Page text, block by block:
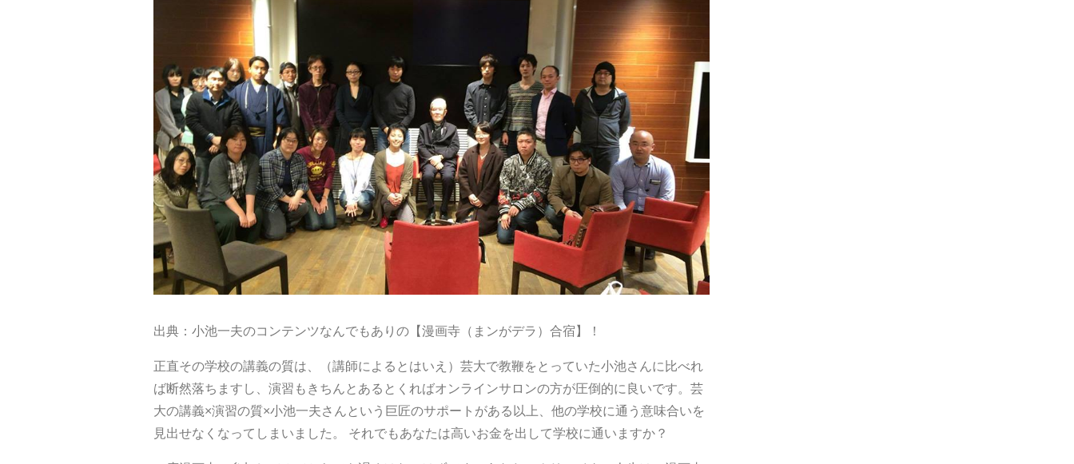
出典：小池一夫のコンテンツなんでもありの【漫画寺（まンがデラ）合宿】！
正直その学校の講義の質は、（講師によるとはいえ）芸大で教鞭をとっていた小池さんに比べれ
ば断然落ちますし、演習もきちんとあるとくればオンラインサロンの方が圧倒的に良いです。芸
大の講義×演習の質×小池一夫さんという巨匠のサポートがある以上、他の学校に通う意味合いを
見出せなくなってしまいました。 それでもあなたは高いお金を出して学校に通いますか？